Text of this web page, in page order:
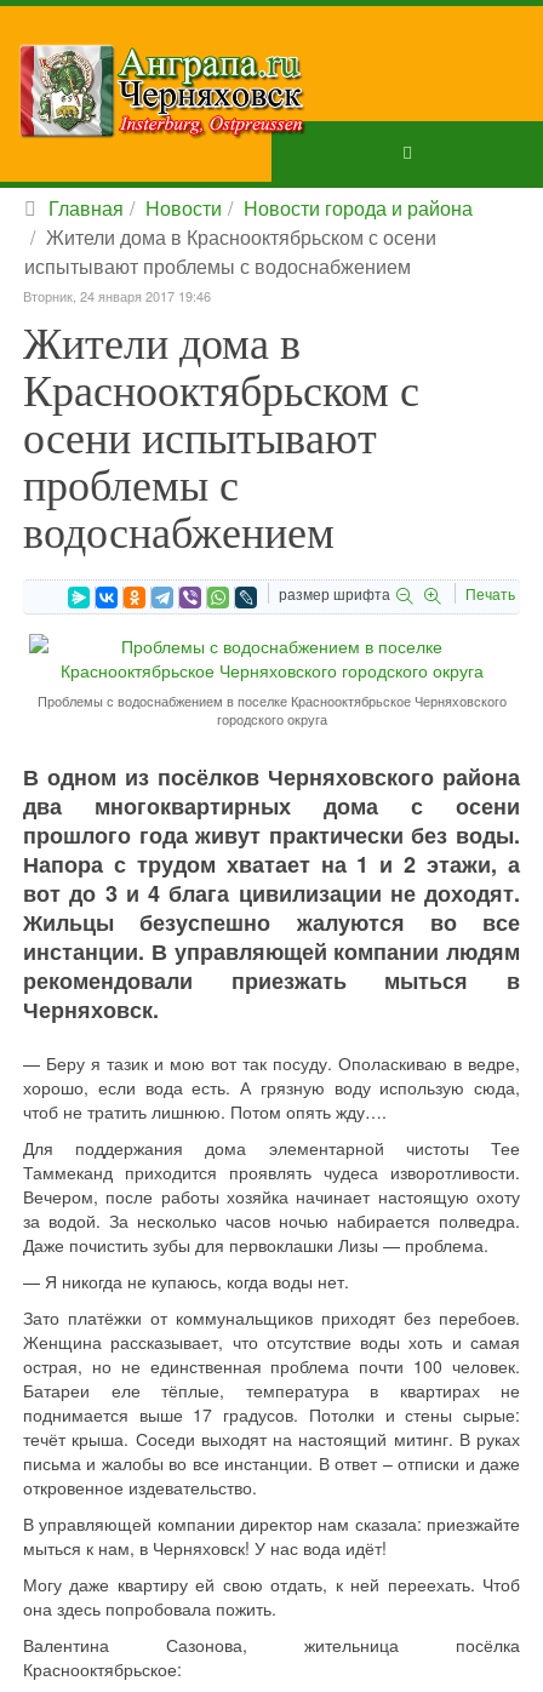
Главная Новости
Новости города и района
Жители дома в Краснооктябрьском с осени
испытывают проблемы с водоснабжением
Вторник, 24 января 2017 19:46
Жители дома в
Краснооктябрьском с
осени испытывают
проблемы с
водоснабжением
размер шрифта Печать
Проблемы с водоснабжением в поселке Краснооктябрьское Черняховского
городского округа
В одном из посёлков Черняховского района
два многоквартирных дома с осени
прошлого года живут практически без воды.
Напора с трудом хватает на 1 и 2 этажи, а
вот до 3 и 4 блага цивилизации не доходят.
Жильцы безуспешно жалуются во все
инстанции. В управляющей компании людям
рекомендовали приезжать мыться в
Черняховск.
— Беру я тазик и мою вот так посуду. Ополаскиваю в ведре,
хорошо, если вода есть. А грязную воду использую сюда,
чтоб не тратить лишнюю. Потом опять жду….
Для поддержания дома элементарной чистоты Тее
Таммеканд приходится проявлять чудеса изворотливости.
Вечером, после работы хозяйка начинает настоящую охоту
за водой. За несколько часов ночью набирается полведра.
Даже почистить зубы для первоклашки Лизы — проблема.
— Я никогда не купаюсь, когда воды нет.
Зато платёжки от коммунальщиков приходят без перебоев.
Женщина рассказывает, что отсутствие воды хоть и самая
острая, но не единственная проблема почти 100 человек.
Батареи еле тёплые, температура в квартирах не
поднимается выше 17 градусов. Потолки и стены сырые:
течёт крыша. Соседи выходят на настоящий митинг. В руках
письма и жалобы во все инстанции. В ответ – отписки и даже
откровенное издевательство.
В управляющей компании директор нам сказала: приезжайте
мыться к нам, в Черняховск! У нас вода идёт!
Могу даже квартиру ей свою отдать, к ней переехать. Чтоб
она здесь попробовала пожить.
Валентина Сазонова, жительница посёлка
Краснооктябрьское: